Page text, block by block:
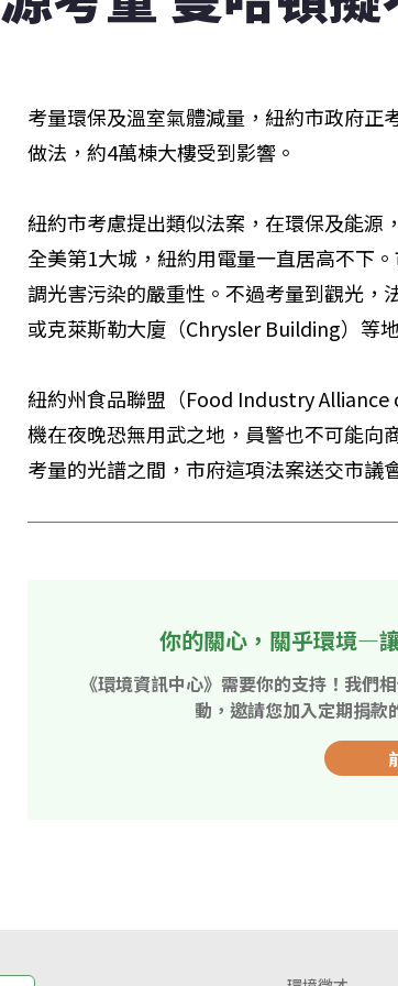
考量環保及溫室氣體減量，紐約市政府正
做法，約4萬棟大樓受到影響。
紐約市考慮提出類似法案，在環保及能源
全美第1大城，紐約用電量一直居高不下
調光害污染的嚴重性。不過考量到觀光，
或克萊斯勒大廈（Chrysler Building）等
紐約州食品聯盟（Food Industry
機在夜晚恐無用武之地，員警也不可能向
考量的光譜之間，市府這項法案送交市議
你的關心，關乎環境—
《環境資訊中心》需要你的支持！我們
動，邀請您加入定期捐款